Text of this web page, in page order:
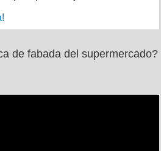
de fabada del supermercado?